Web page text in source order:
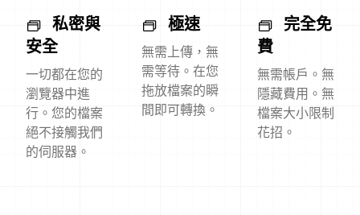
私密與
安全
一切都在您的
瀏覽器中進
行。您的檔案
絕不接觸我們
的伺服器。
極速
無需上傳，無
需等待。在您
拖放檔案的瞬
間即可轉換。
完全免
費
無需帳戶。無
隱藏費用。無
檔案大小限制
花招。